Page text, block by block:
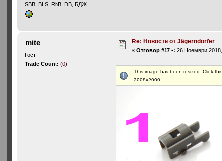
SBB, BLS, RhB, DB, БДЖ
mite
Гост
Trade Count:(0)
Re: Новости от Jägerndorfer
«Отговор #17 -: 26 Ноември
This image has been resized. Click
3008x2000.